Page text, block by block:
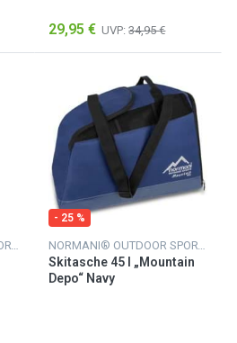
29,95 € UVP: 34,95 €
NORMANI® OUTDOOR SPORTS
- 25 %
NORMANI® OUTDOOR SPORTS
Skitasche 45 l „Mountain
Depo“ Navy